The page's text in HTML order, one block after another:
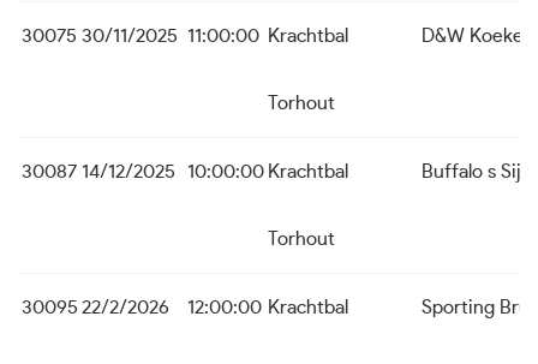
30075 30/11/2025 11:00:00 Krachtbal
Torhout
D&W
30087 14/12/2025 10:00:00 Krachtbal
Torhout
Buffalo s
30095 22/2/2026 12:00:00 Krachtbal Sporting